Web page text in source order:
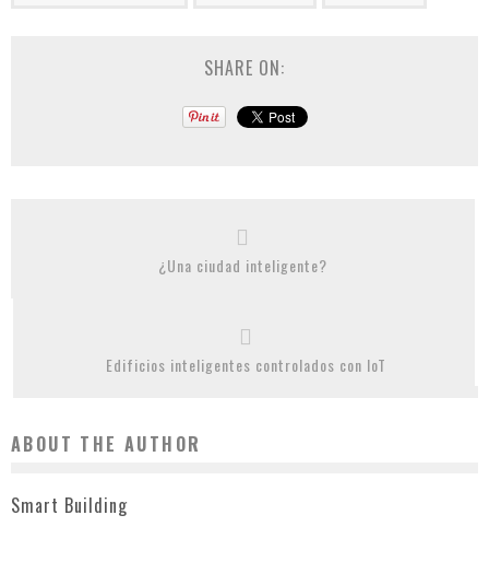
SHARE ON:
¿Una ciudad inteligente?
Edificios inteligentes controlados con IoT
ABOUT THE AUTHOR
Smart Building